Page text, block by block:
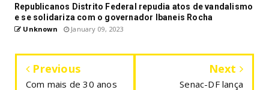
Republicanos Distrito Federal repudia atos de vandalismo
e se solidariza com o governador Ibaneis Rocha
Unknown January 09, 2023
Previous
Com mais de 30 anos
Next
Senac-DF lança